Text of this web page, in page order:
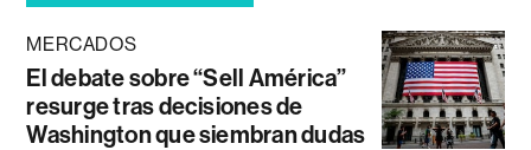
MERCADOS
El debate sobre “Sell América”
resurge tras decisiones de
Washington que siembran dudas